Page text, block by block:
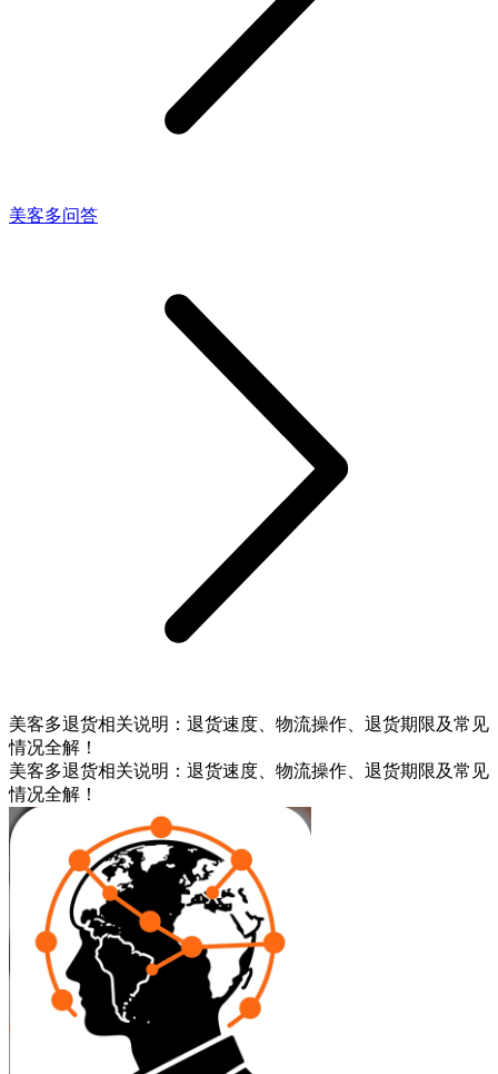
美客多问答
美客多退货相关说明：退货速度、物流操作、退货期限及常见
情况全解！
美客多退货相关说明：退货速度、物流操作、退货期限及常见
情况全解！